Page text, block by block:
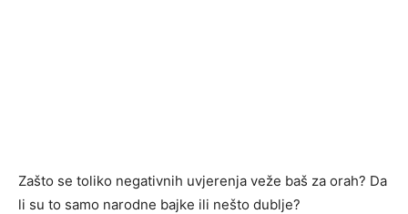
Zašto se toliko negativnih uvjerenja veže baš za orah? Da
li su to samo narodne bajke ili nešto dublje?